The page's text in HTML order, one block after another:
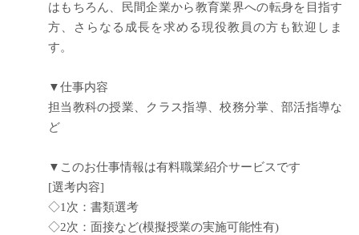
はもちろん、民間企業から教育業界への転身を目指す
方、さらなる成長を求める現役教員の方も歓迎しま
す。
▼仕事内容
担当教科の授業、クラス指導、校務分掌、部活指導な
ど
▼このお仕事情報は有料職業紹介サービスです
[選考内容]
◇1次：書類選考
◇2次：面接など(模擬授業の実施可能性有)